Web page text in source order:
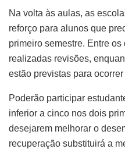
Na volta às aulas, as
reforço para alunos que
primeiro semestre. Entre
realizadas revisões,
estão previstas para
Poderão participar
inferior a cinco nos dois
desejarem melhorar o
recuperação substituirá a